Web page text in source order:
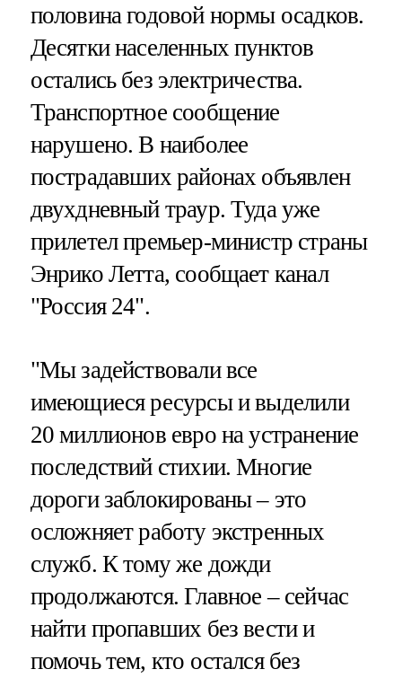
половина годовой нормы осадков.
Десятки населенных пунктов
остались без электричества.
Транспортное сообщение
нарушено. В наиболее
пострадавших районах объявлен
двухдневный траур. Туда уже
прилетел премьер-министр страны
Энрико Летта, сообщает канал
"Россия 24".
"Мы задействовали все
имеющиеся ресурсы и выделили
20 миллионов евро на устранение
последствий стихии. Многие
дороги заблокированы – это
осложняет работу экстренных
служб. К тому же дожди
продолжаются. Главное – сейчас
найти пропавших без вести и
помочь тем, кто остался без